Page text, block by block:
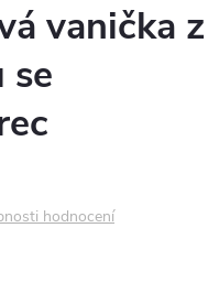
vanička z
se
hodnocení